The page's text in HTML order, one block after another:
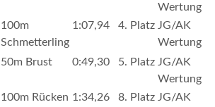
Wertung
100m
Schmetterling
1:07,94 4. Platz JG/AK
Wertung
50m Brust 0:49,30 5. Platz JG/AK
Wertung
100m Rücken 1:34,26 8. Platz JG/AK